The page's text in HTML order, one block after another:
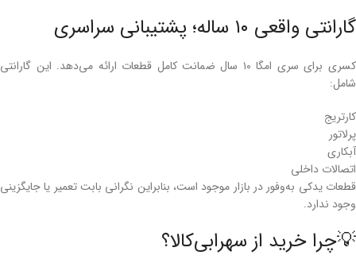
گارانتی واقعی ۱۰ ساله؛ پشتیبانی سراسری
کسری برای سری امگا ۱۰ سال ضمانت کامل قطعات ارائه می‌دهد. این گارانتی
شامل:
کارتریج
پرلاتور
آبکاری
اتصالات داخلی
قطعات یدکی به‌وفور در بازار موجود است، بنابراین نگرانی بابت تعمیر یا جایگزینی
وجود ندارد.
💡چرا خرید از سهرابی‌کالا؟